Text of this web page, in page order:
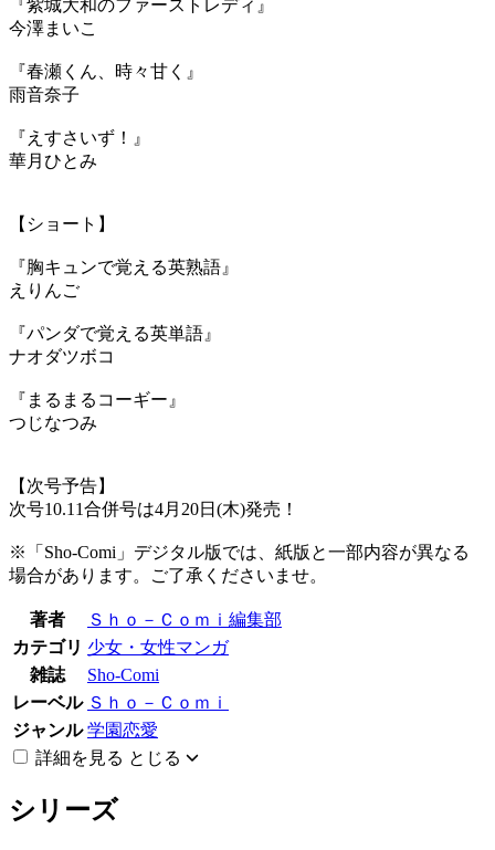
『紫城大和のファーストレディ』
今澤まいこ
『春瀬くん、時々甘く』
雨音奈子
『えすさいず！』
華月ひとみ
【ショート】
『胸キュンで覚える英熟語』
えりんご
『パンダで覚える英単語』
ナオダツボコ
『まるまるコーギー』
つじなつみ
【次号予告】
次号10.11合併号は4月20日(木)発売！
※「Sho-Comi」デジタル版では、紙版と一部内容が異なる
場合があります。ご了承くださいませ。
著者
Ｓｈｏ－Ｃｏｍｉ編集部
カテゴリ 少女・女性マンガ
雑誌
Sho-Comi
レーベル Ｓｈｏ－Ｃｏｍｉ
ジャンル 学園恋愛
詳細を見る とじる
シリーズ